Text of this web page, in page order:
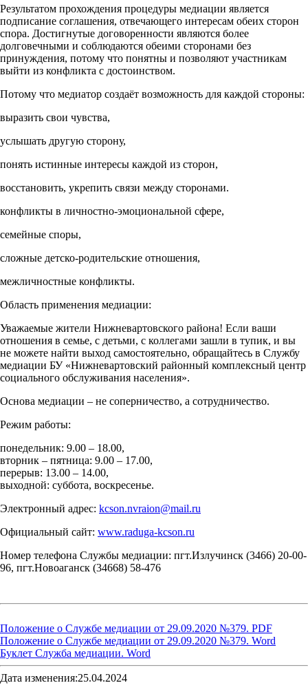
Результатом прохождения процедуры медиации является
подписание соглашения, отвечающего интересам обеих сторон
спора. Достигнутые договоренности являются более
долговечными и соблюдаются обеими сторонами без
принуждения, потому что понятны и позволяют участникам
выйти из конфликта с достоинством.
Потому что медиатор создаёт возможность для каждой стороны:
выразить свои чувства,
услышать другую сторону,
понять истинные интересы каждой из сторон,
восстановить, укрепить связи между сторонами.
конфликты в личностно-эмоциональной сфере,
семейные споры,
сложные детско-родительские отношения,
межличностные конфликты.
Область применения медиации:
Уважаемые жители Нижневартовского района! Если ваши
отношения в семье, с детьми, с коллегами зашли в тупик, и вы
не можете найти выход самостоятельно, обращайтесь в Службу
медиации БУ «Нижневартовский районный комплексный центр
социального обслуживания населения».
Основа медиации – не соперничество, а сотрудничество.
Режим работы:
понедельник: 9.00 – 18.00,
вторник – пятница: 9.00 – 17.00,
перерыв: 13.00 – 14.00,
выходной: суббота, воскресенье.
Электронный адрес: kcson.nvraion@mail.ru
Официальный сайт: www.raduga-kcson.ru
Номер телефона Службы медиации: пгт.Излучинск (3466) 20-00-
96, пгт.Новоаганск (34668) 58-476
Положение о Cлужбе медиации от 29.09.2020 №379. PDF
Положение о Службе медиации от 29.09.2020 №379. Word
Буклет Служба медиации. Word
Дата изменения:25.04.2024